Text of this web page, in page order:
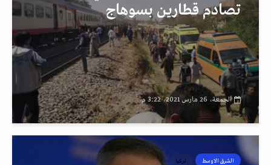
تصادم قطارين بسوهاج
الجمعة، 26 مارس 2021، 3:22 م
الشرق الاوسط تركيا